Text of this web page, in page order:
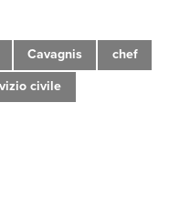
Cavagnis chef
civile